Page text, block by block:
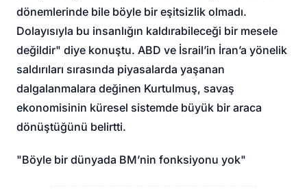
dönemlerinde bile böyle bir eşitsizlik olmadı.
Dolayısıyla bu insanlığın kaldırabileceği bir mesele
değildir" diye konuştu. ABD ve İsrail’in İran’a yönelik
saldırıları sırasında piyasalarda yaşanan
dalgalanmalara değinen Kurtulmuş, savaş
ekonomisinin küresel sistemde büyük bir araca
dönüştüğünü belirtti.
"Böyle bir dünyada BM’nin fonksiyonu yok"